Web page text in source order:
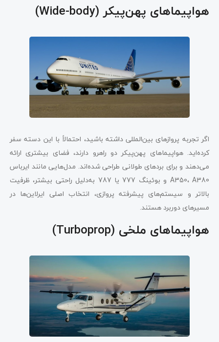
هواپیماهای پهن‌پیکر (Wide-body)
اگر تجربه پروازهای بین‌المللی داشته باشید، احتمالاً با این دسته سفر
کرده‌اید. هواپیماهای پهن‌پیکر دو راهرو دارند، فضای بیشتری ارائه
می‌دهند و برای بردهای طولانی طراحی شده‌اند. مدل‌هایی مانند ایرباس
A350، A380 و بوئینگ 777 یا 787 به‌دلیل راحتی بیشتر، ظرفیت
بالاتر و سیستم‌های پیشرفته پروازی، انتخاب اصلی ایرلاین‌ها در
مسیرهای دوربرد هستند.
هواپیماهای ملخی (Turboprop)